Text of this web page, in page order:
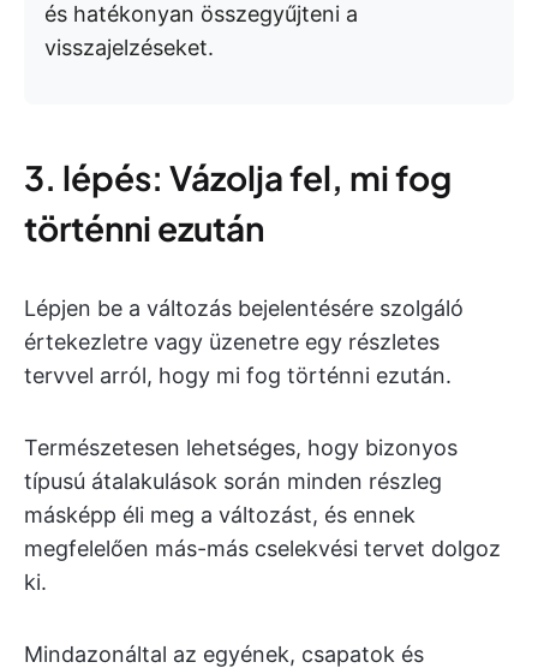
és hatékonyan összegyűjteni a
visszajelzéseket.
3. lépés: Vázolja fel, mi fog
történni ezután
Lépjen be a változás bejelentésére szolgáló
értekezletre vagy üzenetre egy részletes
tervvel arról, hogy mi fog történni ezután.
Természetesen lehetséges, hogy bizonyos
típusú átalakulások során minden részleg
másképp éli meg a változást, és ennek
megfelelően más-más cselekvési tervet dolgoz
ki.
Mindazonáltal az egyének, csapatok és